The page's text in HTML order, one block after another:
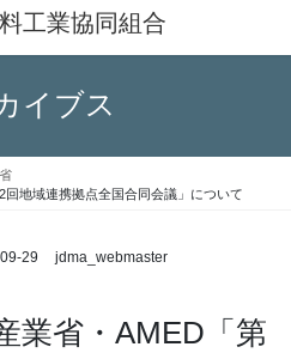
工業協同組合
イブス
回地域連携拠点全国合同会議」について
29 jdma_webmaster
業省・AMED「第